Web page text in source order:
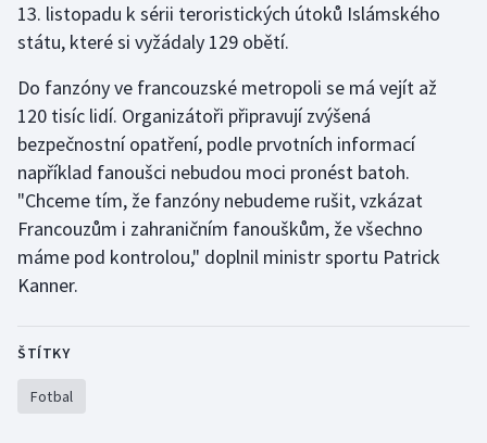
Judo
Lezení
Lyže a snowboard
Moderní pětiboj
Motorsport
13. listopadu k sérii teroristických útoků Islámského
státu, které si vyžádaly 129 obětí.
Do fanzóny ve francouzské metropoli se má vejít až
120 tisíc lidí. Organizátoři připravují zvýšená
bezpečnostní opatření, podle prvotních informací
například fanoušci nebudou moci pronést batoh.
"Chceme tím, že fanzóny nebudeme rušit, vzkázat
Francouzům i zahraničním fanouškům, že všechno
máme pod kontrolou," doplnil ministr sportu Patrick
Kanner.
ŠTÍTKY
Fotbal